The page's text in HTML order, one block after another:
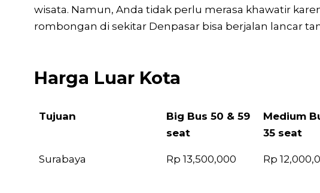
wisata. Namun, Anda tidak perlu merasa khawatir
rombongan di sekitar Denpasar bisa berjalan lancar
Harga Luar Kota
Tujuan
Big Bus 50 & 59
seat
Medium
35 seat
Tujuan
Big Bus 50 & 59
Medium
Surabaya Rp 13,500,000 Rp